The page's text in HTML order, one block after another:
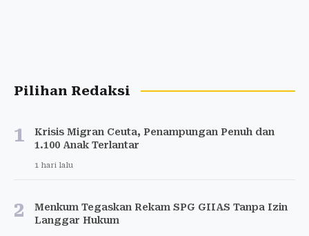
Pilihan Redaksi
1
Krisis Migran Ceuta, Penampungan Penuh dan
1.100 Anak Terlantar
1 hari lalu
2
Menkum Tegaskan Rekam SPG GIIAS Tanpa Izin
Langgar Hukum